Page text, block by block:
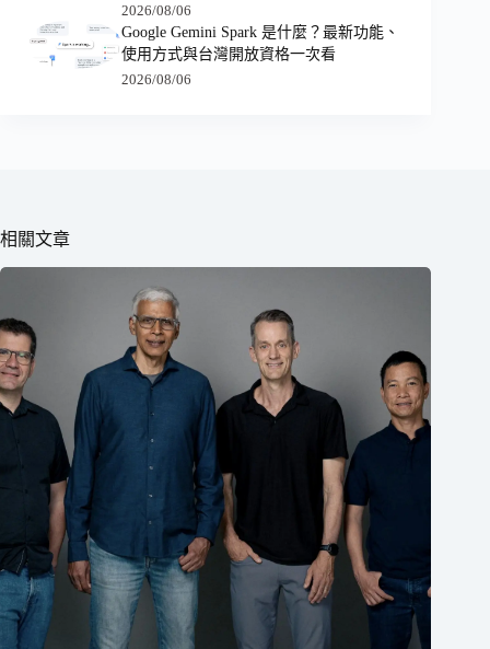
2026/08/06
Google Gemini Spark 是什麼？最新功能、
使用方式與台灣開放資格一次看
2026/08/06
相關文章